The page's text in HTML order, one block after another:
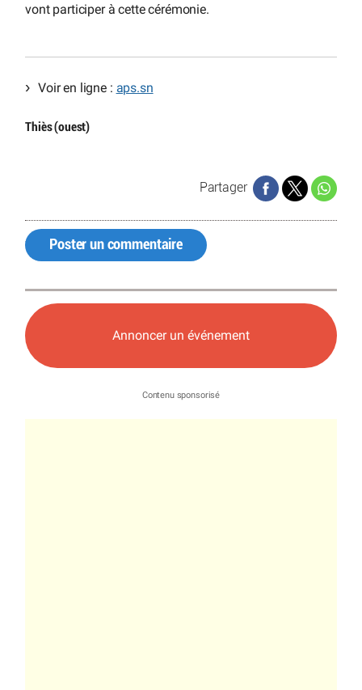
vont participer à cette cérémonie.
Voir en ligne : aps.sn
Thiès (ouest)
Partager
Poster un commentaire
Annoncer un événement